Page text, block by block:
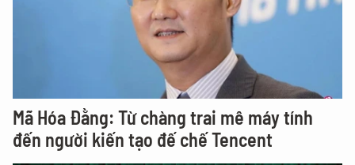
Mã Hóa Đằng: Từ chàng trai mê máy tính
đến người kiến tạo đế chế Tencent